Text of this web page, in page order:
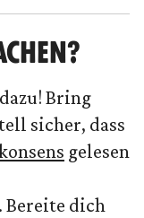
Bring
sicher, dass
gelesen
Bereite dich